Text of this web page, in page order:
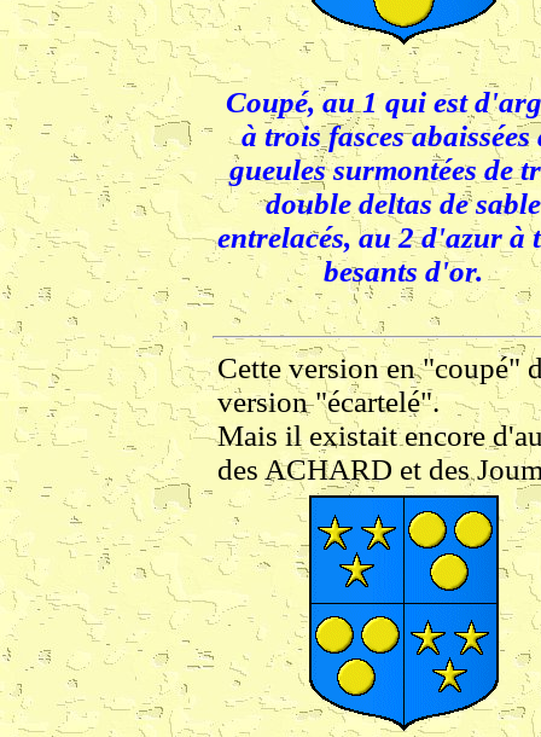
Coupé, au 1 qui est
à trois fasces abaissées
gueules surmontées de
double deltas de sable
entrelacés, au 2 d'azur à
besants d'or.
Cette version en "coupé"
version "écartelé".
Mais il existait encore
des ACHARD et des